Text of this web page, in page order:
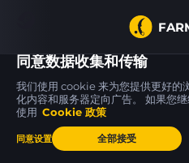
39
同意数据收集和传输
我们使用 cookie 来为您提供更好的
化内容和服务器定向广告。 如果您
使用 Cookie 政策
同意设置 全部接受